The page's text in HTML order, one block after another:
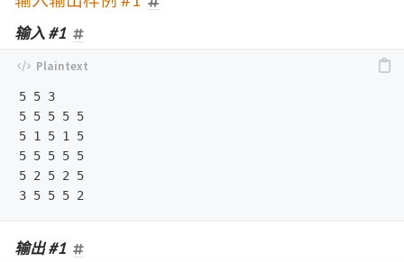
输入 #1
5 5 3
5 5 5 5 5
5 1 5 1 5
5 5 5 5 5
5 2 5 2 5
输出 #1